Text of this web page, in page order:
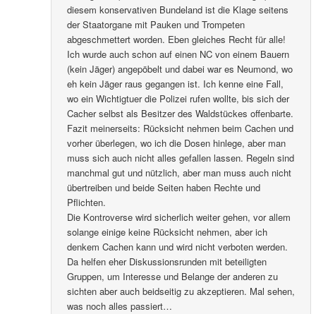
diesem konservativen Bundeland ist die Klage seitens
der Staatorgane mit Pauken und Trompeten
abgeschmettert worden. Eben gleiches Recht für alle!
Ich wurde auch schon auf einen NC von einem Bauern
(kein Jäger) angepöbelt und dabei war es Neumond, wo
eh kein Jäger raus gegangen ist. Ich kenne eine Fall,
wo ein Wichtigtuer die Polizei rufen wollte, bis sich der
Cacher selbst als Besitzer des Waldstückes offenbarte.
Fazit meinerseits: Rücksicht nehmen beim Cachen und
vorher überlegen, wo ich die Dosen hinlege, aber man
muss sich auch nicht alles gefallen lassen. Regeln sind
manchmal gut und nützlich, aber man muss auch nicht
übertreiben und beide Seiten haben Rechte und
Pflichten.
Die Kontroverse wird sicherlich weiter gehen, vor allem
solange einige keine Rücksicht nehmen, aber ich
denkem Cachen kann und wird nicht verboten werden.
Da helfen eher Diskussionsrunden mit beteiligten
Gruppen, um Interesse und Belange der anderen zu
sichten aber auch beidseitig zu akzeptieren. Mal sehen,
was noch alles passiert…